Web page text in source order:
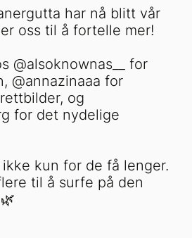
har nå blitt vår
oss til å fortelle mer!
@alsoknownas__ for
@annazinaaa for
og
for det nydelige
kun for de få lenger.
til å surfe på den